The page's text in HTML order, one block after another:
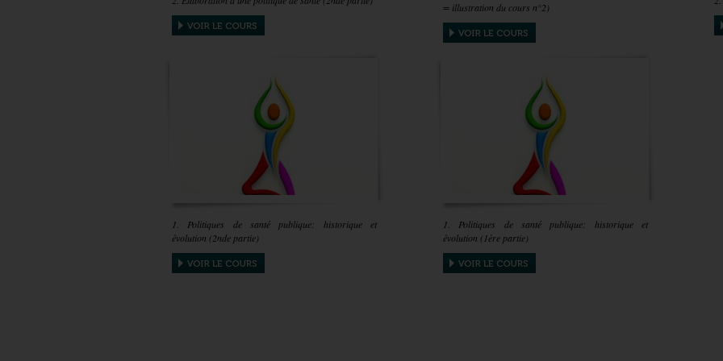
= illustration du cours n°2)
1. Politiques de santé publique: historique et
évolution (2nde partie)
1. Politiques de santé publique: historique et
évolution (1ère partie)